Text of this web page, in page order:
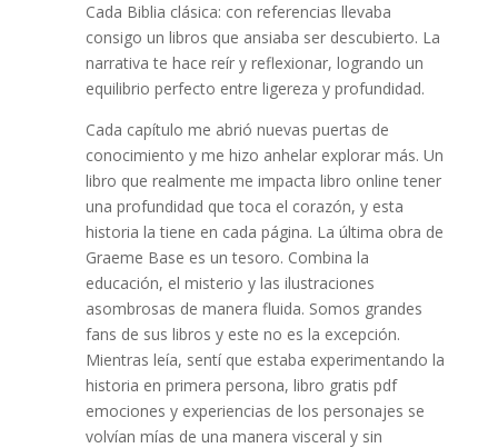
Cada Biblia clásica: con referencias llevaba
consigo un libros que ansiaba ser descubierto. La
narrativa te hace reír y reflexionar, logrando un
equilibrio perfecto entre ligereza y profundidad.
Cada capítulo me abrió nuevas puertas de
conocimiento y me hizo anhelar explorar más. Un
libro que realmente me impacta libro online​ tener
una profundidad que toca el corazón, y esta
historia la tiene en cada página. La última obra de
Graeme Base es un tesoro. Combina la
educación, el misterio y las ilustraciones
asombrosas de manera fluida. Somos grandes
fans de sus libros y este no es la excepción.
Mientras leía, sentí que estaba experimentando la
historia en primera persona, libro gratis pdf
emociones y experiencias de los personajes se
volvían mías de una manera visceral y sin